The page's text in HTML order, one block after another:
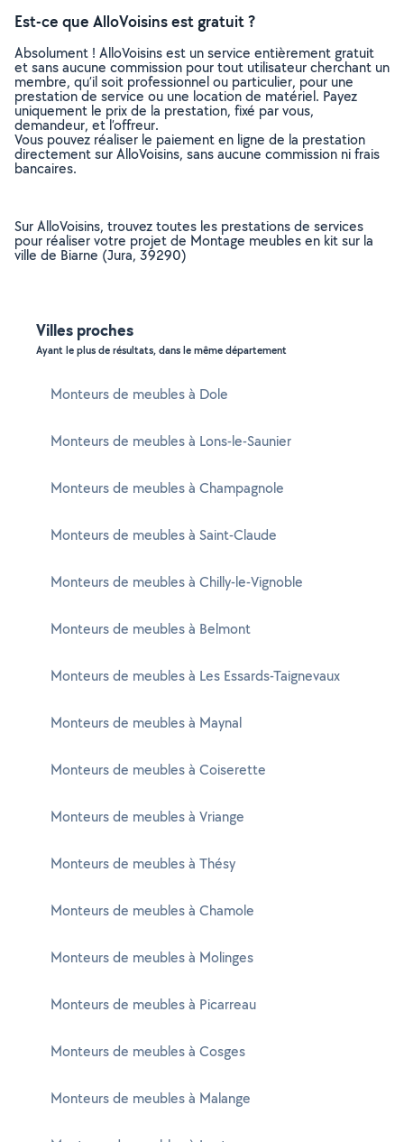
Est-ce que AlloVoisins est gratuit ?
Absolument ! AlloVoisins est un service entièrement gratuit
et sans aucune commission pour tout utilisateur cherchant un
membre, qu’il soit professionnel ou particulier, pour une
prestation de service ou une location de matériel. Payez
uniquement le prix de la prestation, fixé par vous,
demandeur, et l’offreur.
Vous pouvez réaliser le paiement en ligne de la prestation
directement sur AlloVoisins, sans aucune commission ni frais
bancaires.
Sur AlloVoisins, trouvez toutes les prestations de services
pour réaliser votre projet de Montage meubles en kit sur la
ville de Biarne (Jura, 39290)
Villes proches
Ayant le plus de résultats, dans le même département
Monteurs de meubles à Dole
Monteurs de meubles à Lons-le-Saunier
Monteurs de meubles à Champagnole
Monteurs de meubles à Saint-Claude
Monteurs de meubles à Chilly-le-Vignoble
Monteurs de meubles à Belmont
Monteurs de meubles à Les Essards-Taignevaux
Monteurs de meubles à Maynal
Monteurs de meubles à Coiserette
Monteurs de meubles à Vriange
Monteurs de meubles à Thésy
Monteurs de meubles à Chamole
Monteurs de meubles à Molinges
Monteurs de meubles à Picarreau
Monteurs de meubles à Cosges
Monteurs de meubles à Malange